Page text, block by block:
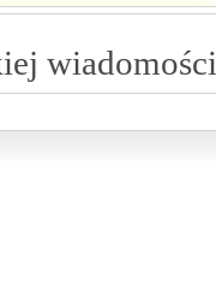
wiadomości